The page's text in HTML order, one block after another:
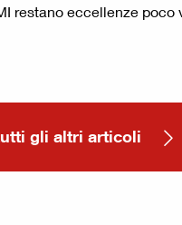
restano eccellenze
gli altri articoli